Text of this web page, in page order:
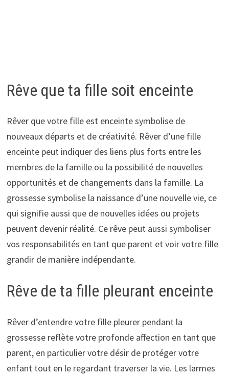
Rêve que ta fille soit enceinte
Rêver que votre fille est enceinte symbolise de
nouveaux départs et de créativité. Rêver d’une fille
enceinte peut indiquer des liens plus forts entre les
membres de la famille ou la possibilité de nouvelles
opportunités et de changements dans la famille. La
grossesse symbolise la naissance d’une nouvelle vie, ce
qui signifie aussi que de nouvelles idées ou projets
peuvent devenir réalité. Ce rêve peut aussi symboliser
vos responsabilités en tant que parent et voir votre fille
grandir de manière indépendante.
Rêve de ta fille pleurant enceinte
Rêver d’entendre votre fille pleurer pendant la
grossesse reflète votre profonde affection en tant que
parent, en particulier votre désir de protéger votre
enfant tout en le regardant traverser la vie. Les larmes